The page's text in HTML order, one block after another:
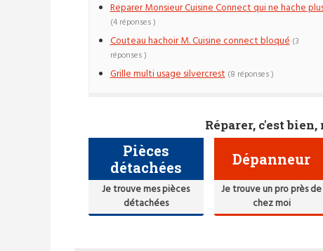
Reparer Monsieur Cuisine Connect qui ne hache
(4 réponses )
Couteau hachoir M. Cuisine connect bloqué (3
réponses )
Grille multi usage silvercrest (8 réponses )
Réparer, c'est
Pièces
détachées
Je trouve mes pièces
détachées
Dépanneur
Je trouve un pro près de
chez moi